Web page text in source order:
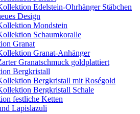
Edelstein-Ohrhänger Stäbchen
Design
Mondstein
Schaumkoralle
Granat
Granat-Anhänger
Granatschmuck goldplattiert
Bergkristall
Bergkristall mit Roségold
Bergkristall Schale
festliche Ketten
Lapislazuli